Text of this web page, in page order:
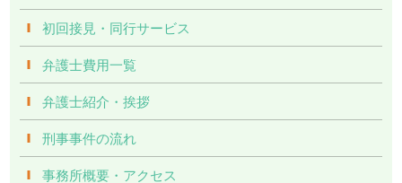
初回接見・同行サービス
弁護士費用一覧
弁護士紹介・挨拶
刑事事件の流れ
事務所概要・アクセス